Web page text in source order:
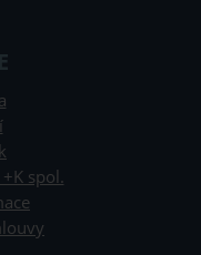
spol.